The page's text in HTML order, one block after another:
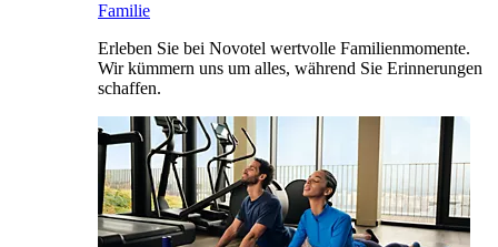
Familie
Erleben Sie bei Novotel wertvolle Familienmomente.
Wir kümmern uns um alles, während Sie Erinnerungen
schaffen.